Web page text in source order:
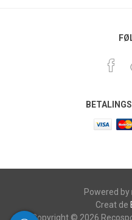
Powered by
Creat de
Copyright © 2026